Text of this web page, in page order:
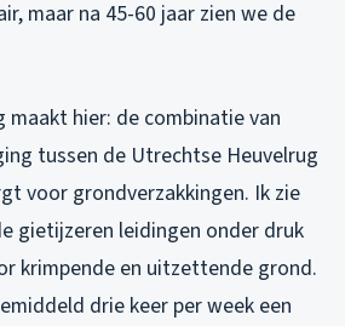
maar na 45-60 jaar zien we de
hier: de combinatie van
tussen de Utrechtse Heuvelrug
voor grondverzakkingen. Ik zie
gietijzeren leidingen onder druk
krimpende en uitzettende grond.
drie keer per week een